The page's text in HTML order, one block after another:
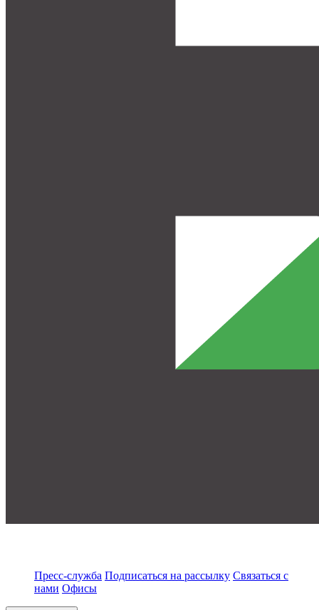
Пресс-служба Подписаться на рассылку Связаться с
нами Офисы